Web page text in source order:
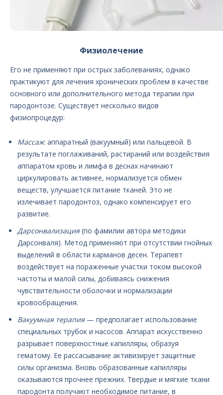
Физиолечение
Его не применяют при острых заболеваниях, однако
практикуют для лечения хронических проблем в качестве
основного или дополнительного метода терапии при
пародонтозе. Существует несколько видов
физиопроцедур:
Массаж: аппаратный (вакуумный) или пальцевой. В
результате поглаживаний, растираний или воздействия
аппаратом кровь и лимфа в деснах начинают
циркулировать активнее, нормализуется обмен
веществ, улучшается питание тканей. Это не
излечивает пародонтоз, однако компенсирует его
развитие.
Дарсонвализация(по фамилии автора методики
Дарсонваля). Метод применяют при отсутствии гнойных
выделений в области карманов десен. Терапевт
воздействует на пораженные участки током высокой
частоты и малой силы, добиваясь снижения
чувствительности оболочки и нормализации
кровообращения.
Вакуумная терапия— предполагает использование
специальных трубок и насосов. Аппарат искусственно
разрывает поверхностные капилляры, образуя
гематому. Ее рассасывание активизирует защитные
силы организма. Вновь образованные капилляры
оказываются прочнее прежних. Твердые и мягкие ткани
пародонта получают необходимое питание, в